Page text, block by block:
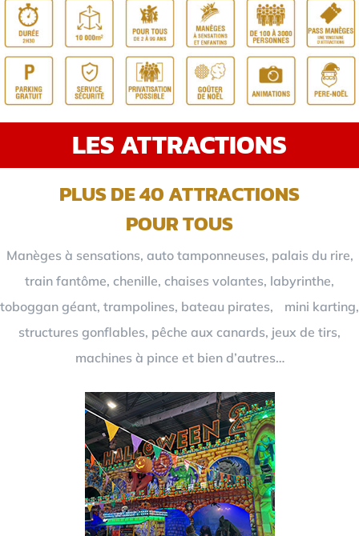
LES ATTRACTIONS
PLUS DE 40 ATTRACTIONS
POUR TOUS
Manèges à sensations, auto tamponneuses, palais du rire,
train fantôme, chenille, chaises volantes, labyrinthe,
toboggan géant, trampolines, bateau pirates, mini karting,
structures gonflables, pêche aux canards, jeux de tirs,
machines à pince et bien d’autres…